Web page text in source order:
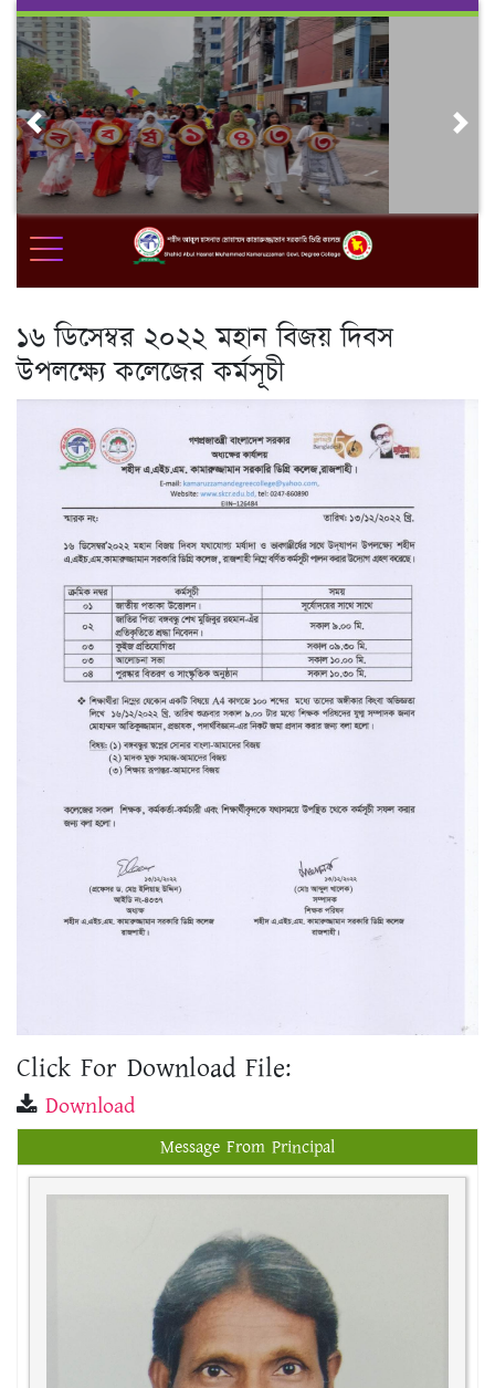
Skip
content
Previous
১৬ ডিসেম্বর ২০২২ মহান বিজয় দিবস
উপলক্ষ্যে কলেজের কর্মসূচী
Click For Download File:
Download
Message From Principal